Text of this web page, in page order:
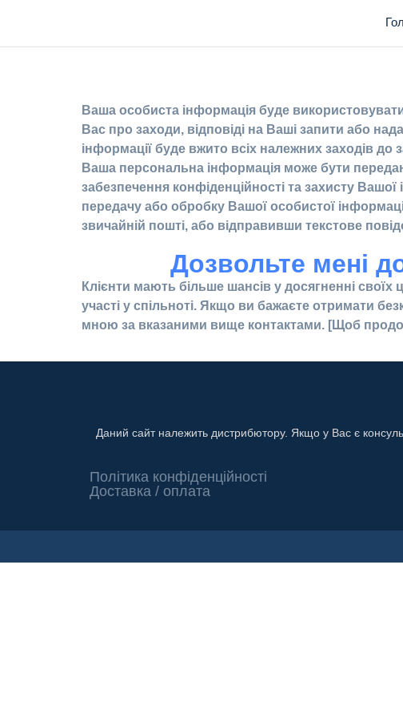
Ваша особиста інформація буде
Вас про заходи, відповіді на Ваші запити або
інформації буде вжито всіх належних заходів до
Ваша персональна інформація може бути
забезпечення конфіденційності та захисту
передачу або обробку Вашої особистої
звичайній пошті, або відправивши текстове
Дозвольте мені
Клієнти мають більше шансів у досягненні
участі у спільноті. Якщо ви бажаєте отримати
мною за вказаними вище контактами. [Щоб
Даний сайт належить дистрибютору. Якщо у Вас є
Політика конфіденційності
Доставка / оплата